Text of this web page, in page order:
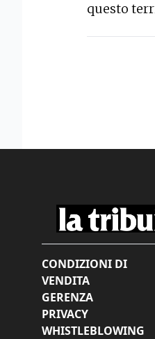
questo
CONDIZIONI DI
VENDITA
GERENZA
PRIVACY
WHISTLEBLOWING